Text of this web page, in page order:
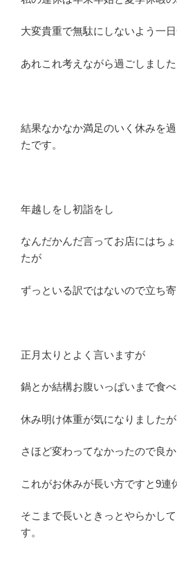
大変貴重で無駄にしないよう一
あれこれ考えながら過ごしました
結果なかなか満足のいく休みを
たです。
年越しをし初詣をし
なんだかんだ言ってお店にはち
たが
ずっといる訳ではないので立ち寄
正月太りとよく言いますが
鍋とか結構お腹いっぱいまで食
休み明け体重が気になりましたが
さほど変わってなかったので良
これがお休みが長い方ですと9連
そこまで長いときっとやらかし
す。